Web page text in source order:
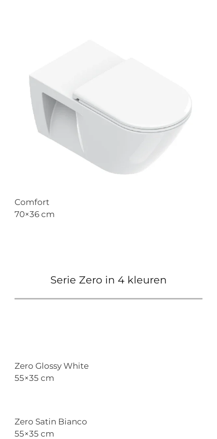
Comfort
70×36 cm
Serie Zero in 4 kleuren
Zero Glossy White
55×35 cm
Zero Satin Bianco
55×35 cm